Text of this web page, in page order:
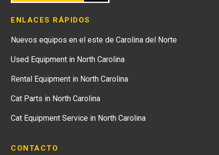
ENLACES RÁPIDOS
Nuevos equipos en el este de Carolina del Norte
Used Equipment in North Carolina
Rental Equipment in North Carolina
Cat Parts in North Carolina
Cat Equipment Service in North Carolina
CONTACTO